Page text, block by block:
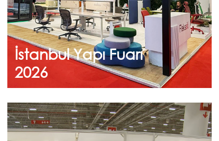
İstanbul Yapı Fuarı
2026
Devam et
Şubat 09, 2026